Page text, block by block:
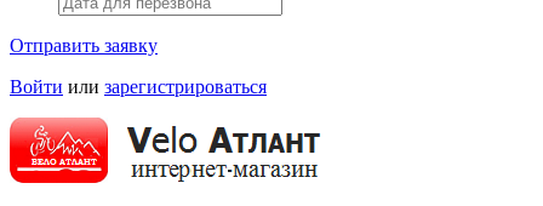
Отправить заявку
Войти или зарегистрироваться